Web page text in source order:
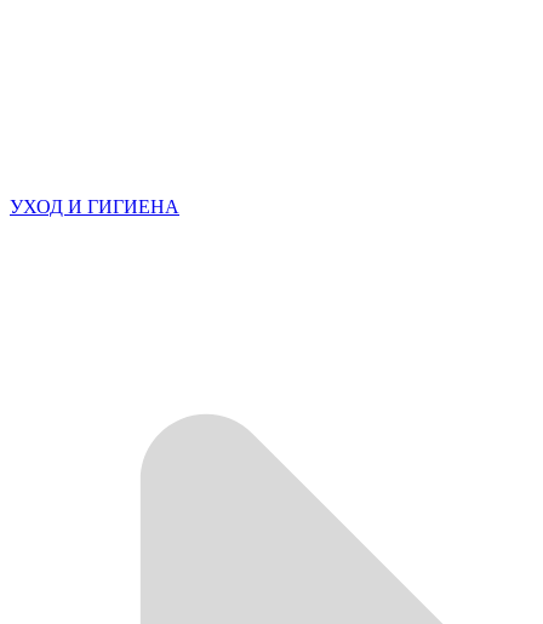
УХОД И ГИГИЕНА